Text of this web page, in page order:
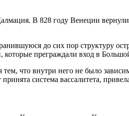
В 828 году Венеции
до сих пор структуру
которые преграждали вход в
что внутри него не было
система вассалитета,